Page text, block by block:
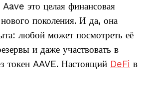
это целая финансовая
поколения. И да, она
любой может посмотреть её
и даже участвовать в
токен AAVE. Настоящий DeFi в